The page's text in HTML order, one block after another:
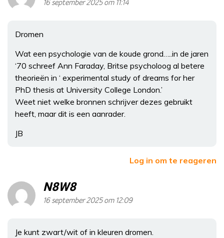
16 september 2025 om 11:14
Dromen
Wat een psychologie van de koude grond…..in de jaren
‘70 schreef Ann Faraday, Britse psycholoog al betere
theorieën in ‘ experimental study of dreams for her
PhD thesis at University College London.’
Weet niet welke bronnen schrijver dezes gebruikt
heeft, maar dit is een aanrader.
JB
Log in om te reageren
N8W8
16 september 2025 om 12:09
Je kunt zwart/wit of in kleuren dromen.